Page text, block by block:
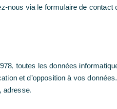
nous via le formulaire de contact
toutes les données
et d’opposition à vos
adresse.